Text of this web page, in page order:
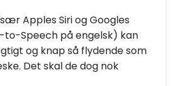
Apples Siri og Googles
Speech på engelsk) kan
og knap så flydende som
Det skal de dog nok